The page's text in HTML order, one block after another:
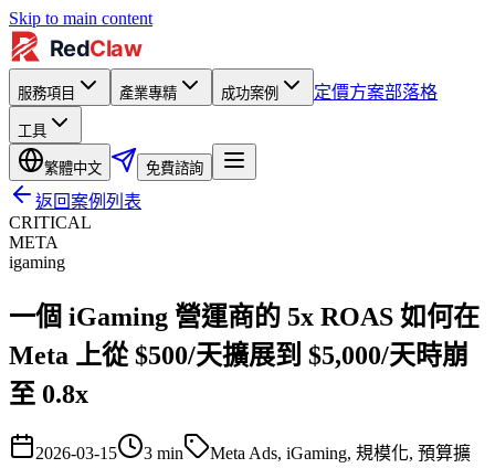
Skip to main content
服務項目 產業專精 成功案例 定價方案部落格
工具
繁體中文 免費諮詢
返回案例列表
CRITICAL
META
igaming
一個 iGaming 營運商的 5x ROAS 如何在
Meta 上從 $500/天擴展到 $5,000/天時崩
至 0.8x
2026-03-15 3 min
Meta Ads, iGaming, 規模化, 預算擴